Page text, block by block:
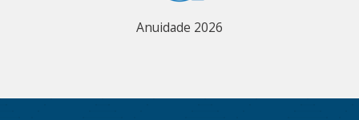
Anuidade 2026